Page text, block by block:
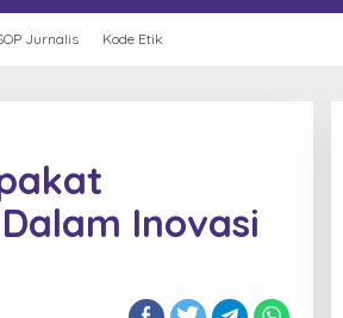
Jurnalis Kode Etik
Inovasi